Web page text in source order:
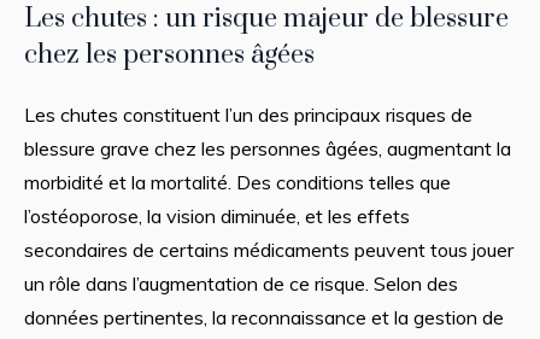
Les chutes : un risque majeur de blessure
chez les personnes âgées
Les chutes constituent l’un des principaux risques de
blessure grave chez les personnes âgées, augmentant la
morbidité et la mortalité. Des conditions telles que
l’ostéoporose, la vision diminuée, et les effets
secondaires de certains médicaments peuvent tous jouer
un rôle dans l’augmentation de ce risque. Selon des
données pertinentes, la reconnaissance et la gestion de